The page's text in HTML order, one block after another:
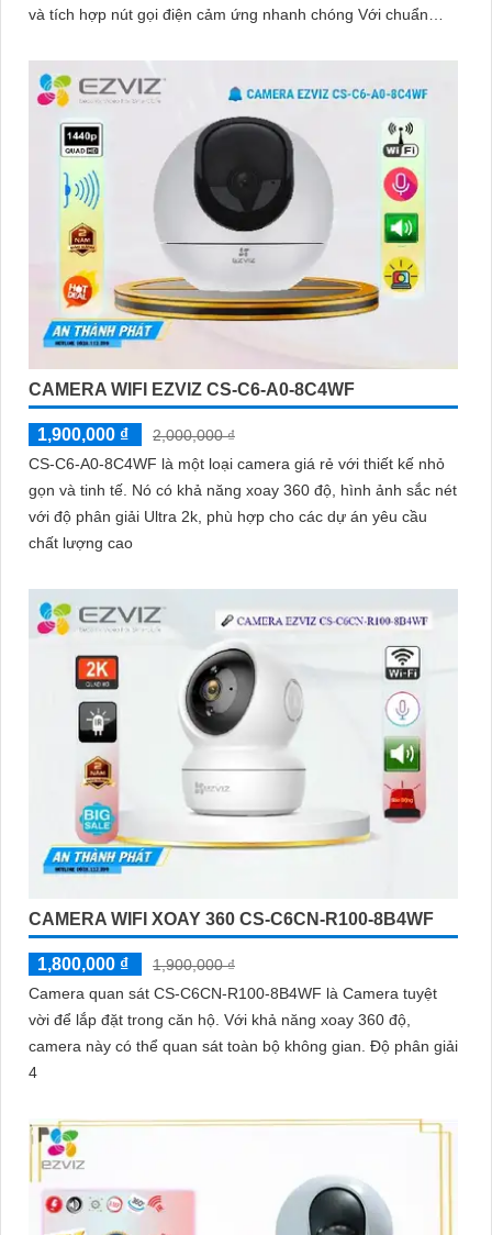
và tích hợp nút gọi điện cảm ứng nhanh chóng Với chuẩn
CAMERA WIFI EZVIZ CS-C6-A0-8C4WF
1,900,000 ₫
2,000,000 ₫
CS-C6-A0-8C4WF là một loại camera giá rẻ với thiết kế nhỏ
gọn và tinh tế. Nó có khả năng xoay 360 độ, hình ảnh sắc nét
với độ phân giải Ultra 2k, phù hợp cho các dự án yêu cầu
chất lượng cao
CAMERA WIFI XOAY 360 CS-C6CN-R100-8B4WF
1,800,000 ₫
1,900,000 ₫
Camera quan sát CS-C6CN-R100-8B4WF là Camera tuyệt
vời để lắp đặt trong căn hộ. Với khả năng xoay 360 độ,
camera này có thể quan sát toàn bộ không gian. Độ phân giải
4